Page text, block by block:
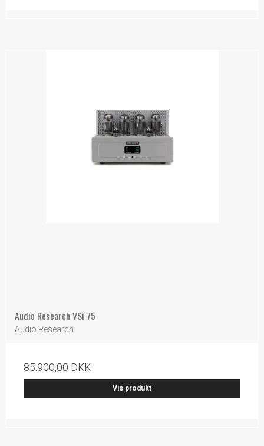
Audio Research VSi 75
Audio Research
85.900,00 DKK
Vis produkt